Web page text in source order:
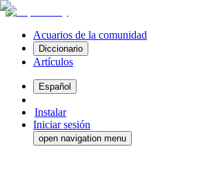
Acuarios de la comunidad
Diccionario
Artículos
Español
Instalar
Iniciar sesión
open navigation menu